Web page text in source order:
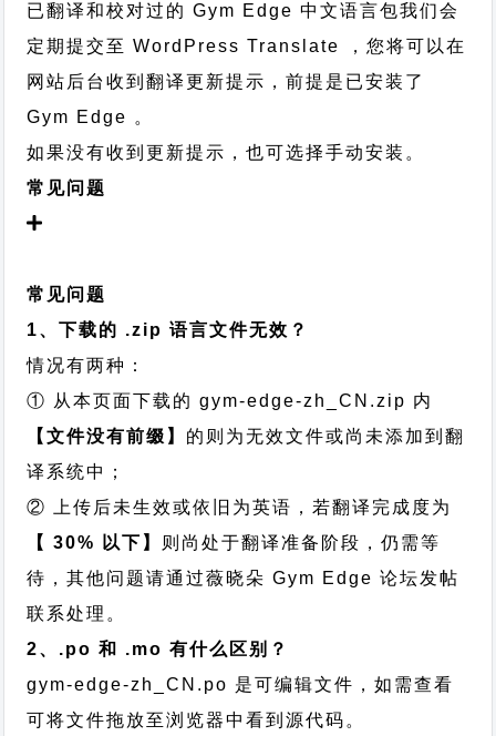
已翻译和校对过的 Gym Edge 中文语言包我们会
定期提交至 WordPress Translate ，您将可以在
网站后台收到翻译更新提示，前提是已安装了
Gym Edge 。
如果没有收到更新提示，也可选择手动安装。
常见问题
常见问题
1、下载的 .zip 语言文件无效？
情况有两种：
① 从本页面下载的 gym-edge-zh_CN.zip 内
【文件没有前缀】 的则为无效文件或尚未添加到翻
译系统中；
② 上传后未生效或依旧为英语，若翻译完成度为
【 30% 以下】 则尚处于翻译准备阶段，仍需等
待，其他问题请通过薇晓朵 Gym Edge 论坛发帖
联系处理。
2、.po 和 .mo 有什么区别？
gym-edge-zh_CN.po 是可编辑文件，如需查看
可将文件拖放至浏览器中看到源代码。